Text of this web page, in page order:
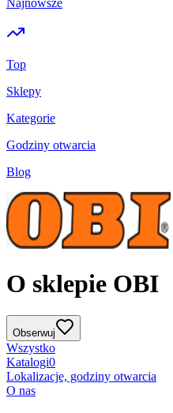
Najnowsze
Top
Sklepy
Kategorie
Godziny otwarcia
Blog
O sklepie OBI
Obserwuj
Wszystko
Katalogi0
Lokalizacje, godziny otwarcia
O nas